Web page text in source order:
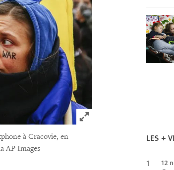
Click to expand Image
à Cracovie, en
AP Images
LES +
12